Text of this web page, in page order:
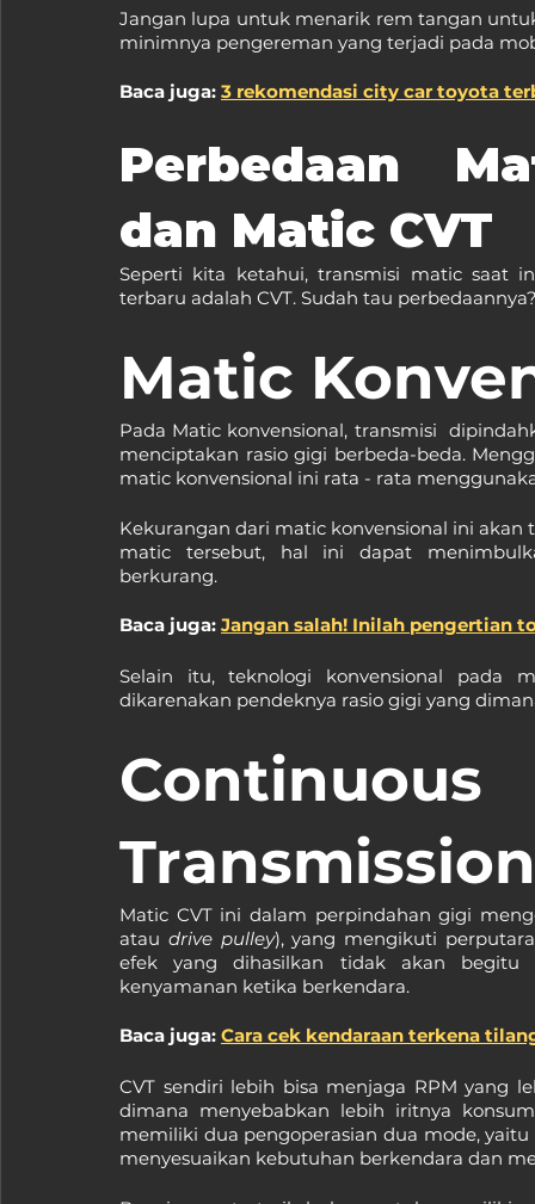
Jangan lupa untuk menarik rem tangan
minimnya pengereman yang terjadi pada
Baca juga: 3 rekomendasi city car toyota
Perbedaan
dan Matic CVT
Seperti kita ketahui, transmisi matic saat
terbaru adalah CVT. Sudah tau
Matic
Pada Matic konvensional, transmisi
menciptakan rasio gigi berbeda-beda.
matic konvensional ini rata - rata
Kekurangan dari matic konvensional ini
matic tersebut, hal ini dapat
berkurang.
Baca juga: Jangan salah! Inilah pengertian
Selain itu, teknologi konvensional pada
dikarenakan pendeknya rasio gigi yang
Matic CVT ini dalam perpindahan gigi
atau drive pulley), yang mengikuti
efek yang dihasilkan tidak akan begitu
kenyamanan ketika berkendara.
Baca juga: Cara cek kendaraan terkena
CVT sendiri lebih bisa menjaga RPM yang
dimana menyebabkan lebih iritnya
memiliki dua pengoperasian dua mode,
menyesuaikan kebutuhan berkendara dan